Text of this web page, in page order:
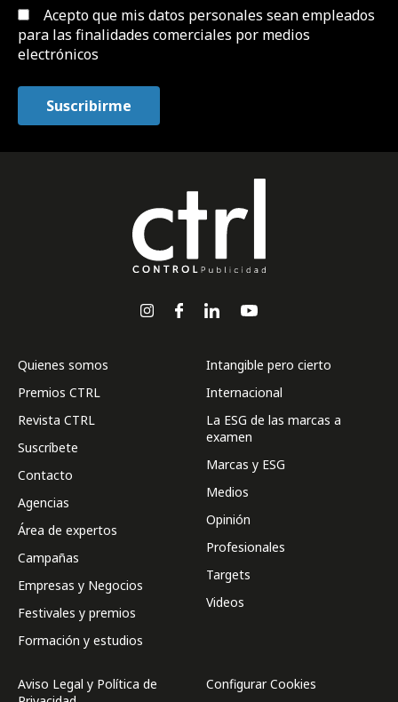
Acepto que mis datos personales sean empleados
para las finalidades comerciales por medios
electrónicos
Quienes somos
Premios CTRL
Revista CTRL
Suscríbete
Contacto
Agencias
Área de expertos
Campañas
Empresas y Negocios
Festivales y premios
Formación y estudios
Intangible pero cierto
Internacional
La ESG de las marcas a
examen
Marcas y ESG
Medios
Opinión
Profesionales
Targets
Videos
Aviso Legal y Política de
Configurar Cookies